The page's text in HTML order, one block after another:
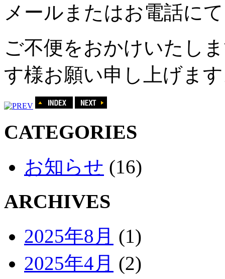
メールまたはお電話に
ご不便をおかけいたし
す様お願い申し上げま
CATEGORIES
お知らせ (16)
ARCHIVES
2025年8月 (1)
2025年4月 (2)